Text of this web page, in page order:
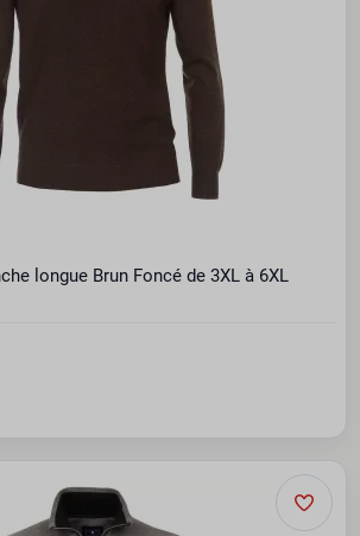
longue Brun Foncé de 3XL à 6XL